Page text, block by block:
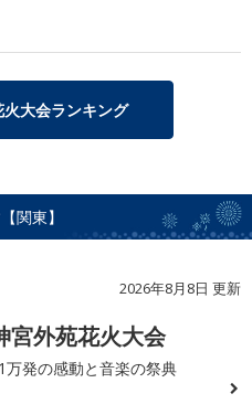
大会ランキング
関東】
2026年8月8日 更新
宮外苑花火大会
万発の感動と音楽の祭典